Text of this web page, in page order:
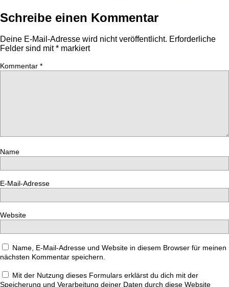
Schreibe einen Kommentar
Deine E-Mail-Adresse wird nicht veröffentlicht. Erforderliche
Felder sind mit* markiert
Kommentar *
Name
E-Mail-Adresse
Website
Name, E-Mail-Adresse und Website in diesem Browser für meinen
nächsten Kommentar speichern.
Mit der Nutzung dieses Formulars erklärst du dich mit der
Speicherung und Verarbeitung deiner Daten durch diese Website